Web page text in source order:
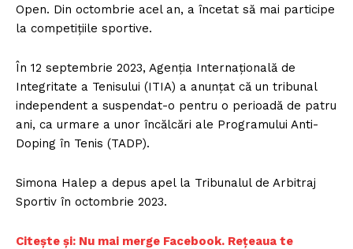
Open. Din octombrie acel an, a încetat să mai participe
la competițiile sportive.
În 12 septembrie 2023, Agenţia Internaţională de
Integritate a Tenisului (ITIA) a anunţat că un tribunal
independent a suspendat-o pentru o perioadă de patru
ani, ca urmare a unor încălcări ale Programului Anti-
Doping în Tenis (TADP).
Simona Halep a depus apel la Tribunalul de Arbitraj
Sportiv în octombrie 2023.
Citește și: Nu mai merge Facebook. Rețeaua te